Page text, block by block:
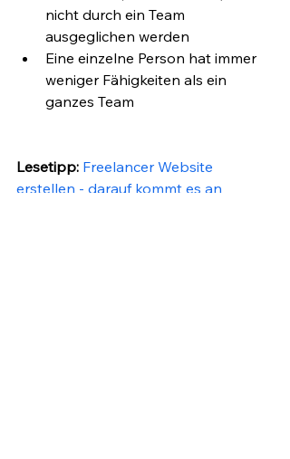
nicht durch ein Team
ausgeglichen werden
Eine einzelne Person hat immer
weniger Fähigkeiten als ein
ganzes Team
Lesetipp: Freelancer Website
erstellen - darauf kommt es an